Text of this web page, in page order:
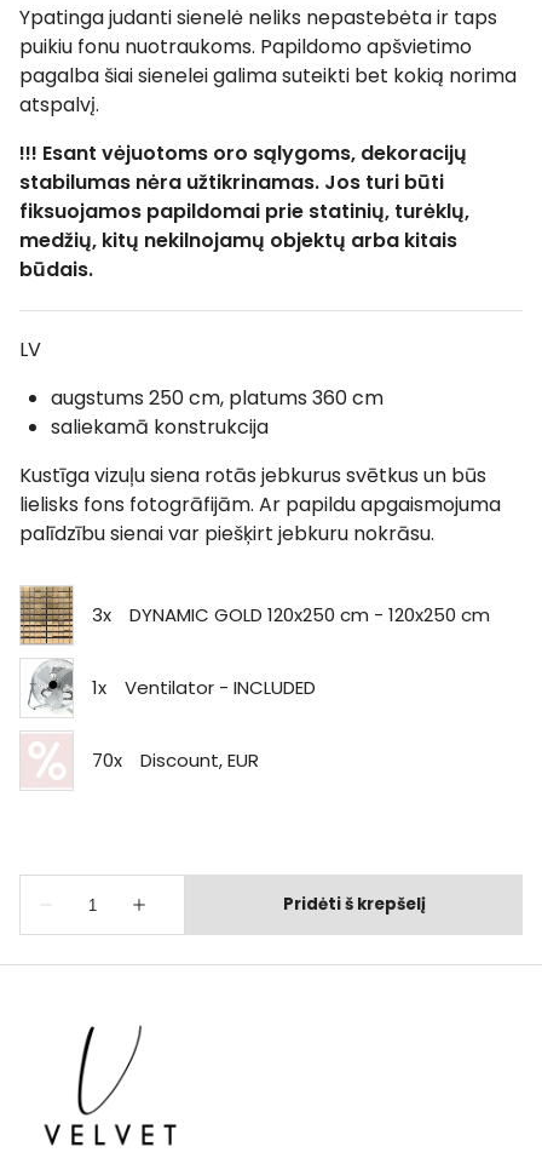
Ypatinga judanti sienelė neliks nepastebėta ir taps
puikiu fonu nuotraukoms. Papildomo apšvietimo
pagalba šiai sienelei galima suteikti bet kokią norima
atspalvį.
!!! Esant vėjuotoms oro sąlygoms, dekoracijų
stabilumas nėra užtikrinamas. Jos turi būti
fiksuojamos papildomai prie statinių, turėklų,
medžių, kitų nekilnojamų objektų arba kitais
būdais.
LV
augstums 250 cm, platums 360 cm
saliekamā konstrukcija
Kustīga vizuļu siena rotās jebkurus svētkus un būs
lielisks fons fotogrāfijām. Ar papildu apgaismojuma
palīdzību sienai var piešķirt jebkuru nokrāsu.